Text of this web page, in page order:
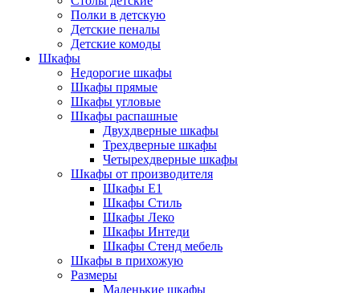
Полки в детскую
Детские пеналы
Детские комоды
Шкафы
Недорогие шкафы
Шкафы прямые
Шкафы угловые
Шкафы распашные
Двухдверные шкафы
Трехдверные шкафы
Четырехдверные шкафы
Шкафы от производителя
Шкафы E1
Шкафы Стиль
Шкафы Леко
Шкафы Интеди
Шкафы Стенд мебель
Шкафы в прихожую
Размеры
Маленькие шкафы